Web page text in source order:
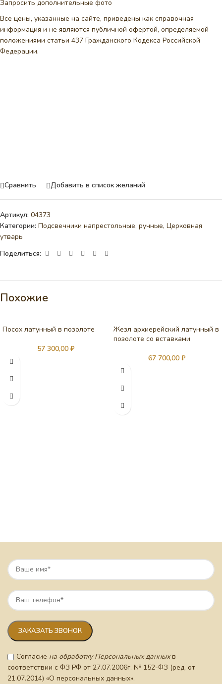
Запросить дополнительные фото
Все цены, указанные на сайте, приведены как справочная
информация и не являются публичной офертой, определяемой
положениями статьи 437 Гражданского Кодекса Российской
Федерации.
Сравнить Добавить в список желаний
Артикул: 04373
Категории: Подсвечники напрестольные, ручные, Церковная
утварь
Поделиться:
Похожие
Посох латунный в позолоте
57 300,00 ₽
Жезл архиерейский латунный в
позолоте со вставками
67 700,00 ₽
Согласие на обработку Персональных данныхв
соответствии с ФЗ РФ от 27.07.2006г. № 152-ФЗ (ред. от
21.07.2014) «О персональных данных».